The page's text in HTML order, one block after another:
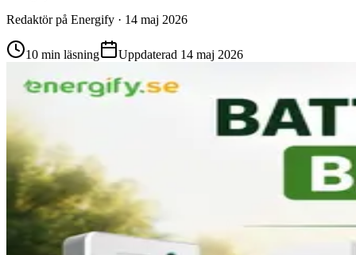
Redaktör på Energify · 14 maj 2026
10 min läsning Uppdaterad 14 maj 2026